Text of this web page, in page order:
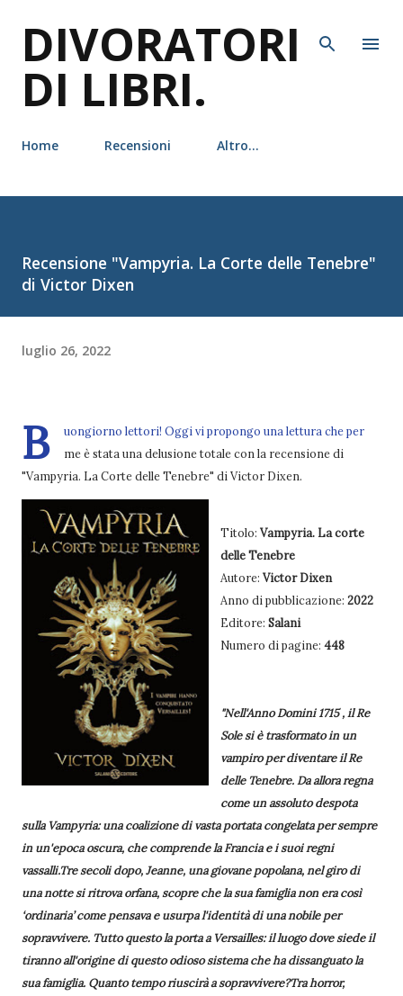
DIVORATORI
DI LIBRI.
Home Recensioni Altro…
Recensione "Vampyria. La Corte delle Tenebre"
di Victor Dixen
luglio 26, 2022
B
uongiorno lettori! Oggi vi propongo una lettura che per
me è stata una delusione totale con la recensione di
"Vampyria. La Corte delle Tenebre" di Victor Dixen.
Titolo: Vampyria. La corte
delle Tenebre
Autore: Victor Dixen
Anno di pubblicazione: 2022
Editore: Salani
Numero di pagine: 448
"Nell'Anno Domini 1715 , il Re
Sole si è trasformato in un
vampiro per diventare il Re
delle Tenebre. Da allora regna
come un assoluto despota
sulla Vampyria: una coalizione di vasta portata congelata per sempre
in un'epoca oscura, che comprende la Francia e i suoi regni
vassalli.Tre secoli dopo, Jeanne, una giovane popolana, nel giro di
una notte si ritrova orfana, scopre che la sua famiglia non era così
‘ordinaria’ come pensava e usurpa l'identità di una nobile per
sopravvivere. Tutto questo la porta a Versailles: il luogo dove siede il
tiranno all'origine di questo odioso sistema che ha dissanguato la
sua famiglia. Quanto tempo riuscirà a sopravvivere?Tra horror,